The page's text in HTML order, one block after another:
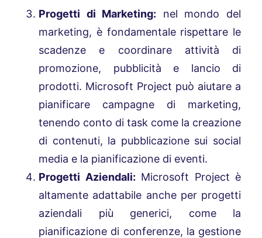
Progetti di Marketing: nel mondo del
marketing, è fondamentale rispettare le
scadenze e coordinare attività di
promozione, pubblicità e lancio di
prodotti. Microsoft Project può aiutare a
pianificare campagne di marketing,
tenendo conto di task come la creazione
di contenuti, la pubblicazione sui social
media e la pianificazione di eventi.
Progetti Aziendali: Microsoft Project è
altamente adattabile anche per progetti
aziendali più generici, come la
pianificazione di conferenze, la gestione